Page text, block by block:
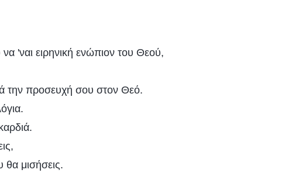
'ναι ειρηνική ενώπιον του Θεού,
την προσευχή σου στον Θεό.
θα μισήσεις.